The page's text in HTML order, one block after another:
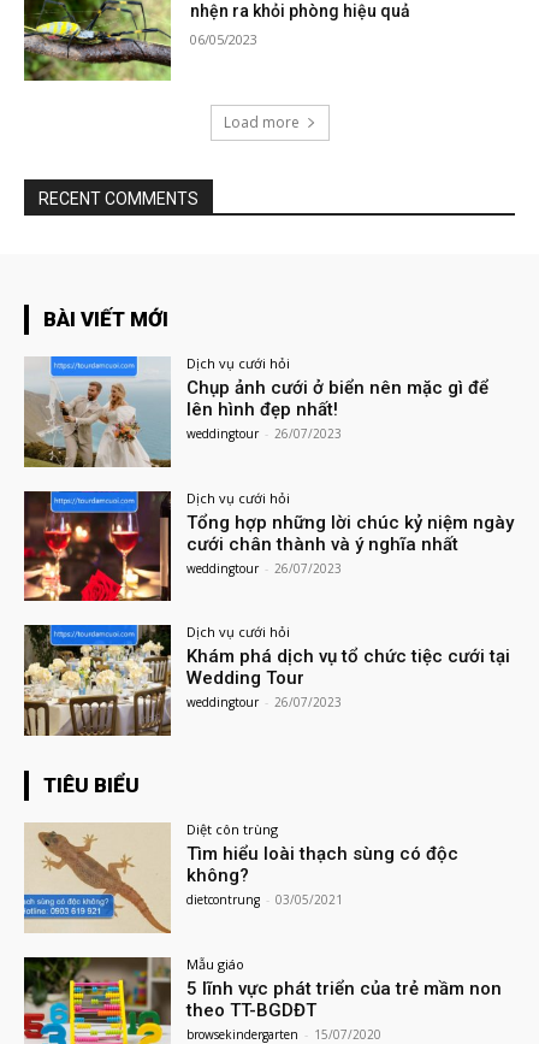
nhện ra khỏi phòng hiệu quả
06/05/2023
Load more
RECENT COMMENTS
BÀI VIẾT MỚI
Dịch vụ cưới hỏi
Chụp ảnh cưới ở biển nên mặc gì để
lên hình đẹp nhất!
weddingtour - 26/07/2023
Dịch vụ cưới hỏi
Tổng hợp những lời chúc kỷ niệm ngày
cưới chân thành và ý nghĩa nhất
weddingtour - 26/07/2023
Dịch vụ cưới hỏi
Khám phá dịch vụ tổ chức tiệc cưới tại
Wedding Tour
weddingtour - 26/07/2023
TIÊU BIỂU
Diệt côn trùng
Tìm hiểu loài thạch sùng có độc
không?
dietcontrung - 03/05/2021
Mẫu giáo
5 lĩnh vực phát triển của trẻ mầm non
theo TT-BGDĐT
browsekindergarten - 15/07/2020